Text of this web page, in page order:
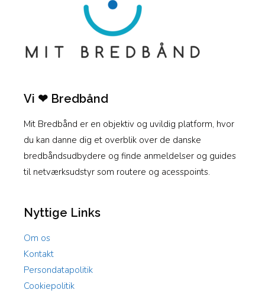
Vi ❤ Bredbånd
Mit Bredbånd er en objektiv og uvildig platform, hvor
du kan danne dig et overblik over de danske
bredbåndsudbydere og finde anmeldelser og guides
til netværksudstyr som routere og acesspoints.
Nyttige Links
Om os
Kontakt
Persondatapolitik
Cookiepolitik